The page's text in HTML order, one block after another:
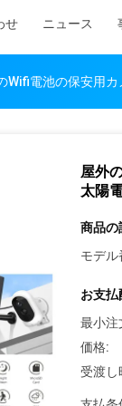
せ ニュース
Wifi電池の保安用カ
屋外
太陽
商品の
モデル
お支払
最小注
価格:
受渡し